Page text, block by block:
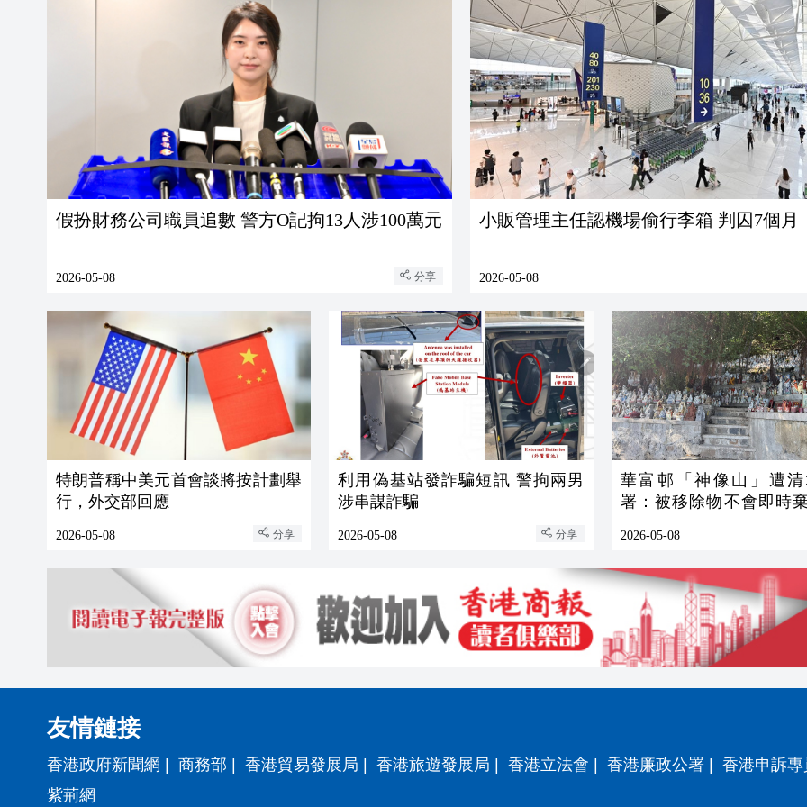
假扮財務公司職員追數 警方O記拘13人涉100萬元
2026-05-08 分享
小販管理主任認機場偷行李箱 判囚7個月
2026-05-08
特朗普稱中美元首會談將按計劃舉
行，外交部回應
2026-05-08 分享
利用偽基站發詐騙短訊 警拘兩男
涉串謀詐騙
2026-05-08 分享
華富邨「神像山」遭
署：被移除物不會即時
2026-05-08
友情鏈接
香港政府新聞網 商務部 香港貿易發展局 香港旅遊發展局 香港立法會 香港廉政公署
香港申訴
紫荊網